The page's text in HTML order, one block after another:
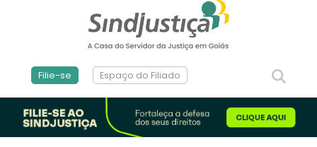
Filie-se Espaço do Filiado